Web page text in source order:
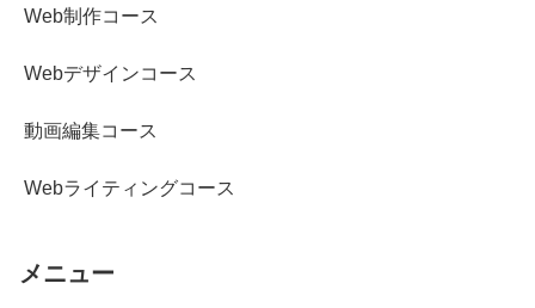
Web制作コース
Webデザインコース
動画編集コース
Webライティングコース
メニュー